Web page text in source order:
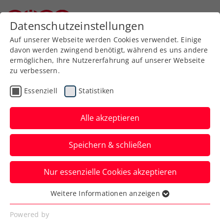
Aktuelle News
News filtern
Datenschutzeinstellungen
Auf unserer Webseite werden Cookies verwendet. Einige
davon werden zwingend benötigt, während es uns andere
ermöglichen, Ihre Nutzererfahrung auf unserer Webseite
zu verbessern.
Essenziell Statistiken
Alle akzeptieren
Speichern & schließen
Nur essenzielle Cookies akzeptieren
Essenziell
Essenzielle Cookies werden für grundlegende
Weitere Informationen anzeigen
Powered by